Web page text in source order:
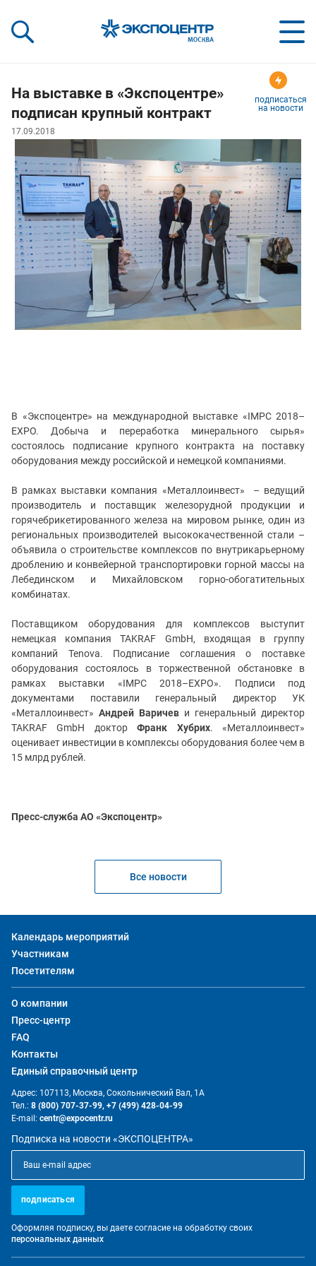
Shows:
a Key to Your Success
выставки вашего
подписаться
на новости
На выставке в «Экспоцентре»
подписан крупный контракт
17.09.2018
В «Экспоцентре» на международной выставке «IMPC 2018–
EXPO. Добыча и переработка минерального сырья»
состоялось подписание крупного контракта на поставку
оборудования между российской и немецкой компаниями.
В рамках выставки компания «Металлоинвест» – ведущий
производитель и поставщик железорудной продукции и
горячебрикетированного железа на мировом рынке, один из
региональных производителей высококачественной стали –
объявила о строительстве комплексов по внутрикарьерному
дроблению и конвейерной транспортировки горной массы на
Лебединском и Михайловском горно-обогатительных
комбинатах.
Поставщиком оборудования для комплексов выступит
немецкая компания TAKRAF GmbH, входящая в группу
компаний Tenova. Подписание соглашения о поставке
оборудования состоялось в торжественной обстановке в
рамках выставки «IMPC 2018–EXPO». Подписи под
документами поставили генеральный директор УК
«Металлоинвест» Андрей Варичев и генеральный директор
TAKRAF GmbH докторФранк Хубрих. «Металлоинвест»
оценивает инвестиции в комплексы оборудования более чем в
15 млрд рублей.
Пресс-служба АО «Экспоцентр»
Все новости
Календарь мероприятий
Участникам
Посетителям
О компании
Пресс-центр
FAQ
Контакты
Единый справочный центр
Адрес: 107113, Москва, Сокольнический Вал, 1А
Тел.: 8 (800) 707-37-99, +7 (499) 428-04-99
E-mail: centr@expocentr.ru
Подписка на новости «ЭКСПОЦЕНТРА»
подписаться
Оформляя подписку, вы даете согласие на обработку своих
персональных данных